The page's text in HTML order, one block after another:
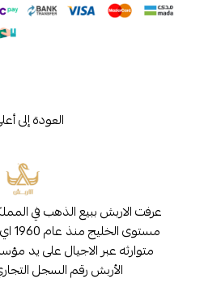
العودة إلى
عرفت الاربش ببيع الذهب في
متوارثه عبر الاجيال على يد
الأربش رقم السجل التجاري